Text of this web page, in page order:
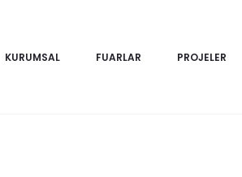
KURUMSAL FUARLAR PROJELER